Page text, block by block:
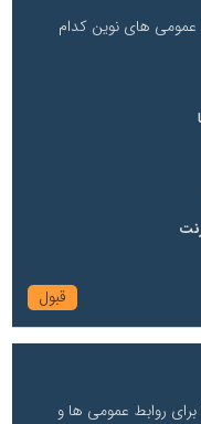
عمومی های نوین کدام
روابط عمومی ها و